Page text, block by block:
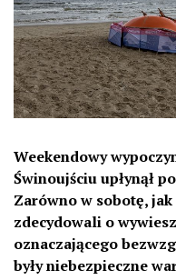
Weekendowy
Świnoujściu upłynął
Zarówno w sobotę,
zdecydowali o
oznaczającego
były niebezpieczne